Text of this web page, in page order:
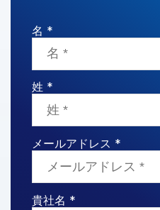
名 *
姓 *
メールアドレス *
貴社名 *